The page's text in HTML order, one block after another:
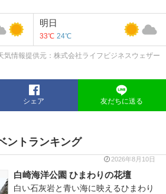
明日
33℃ 24℃
気情報提供元：株式会社ライフビジネスウェザー
シェア 友だちに送る
ントランキング
2026年8月10日
白崎海洋公園 ひまわりの花壇
白い石灰岩と青い海に映えるひまわり